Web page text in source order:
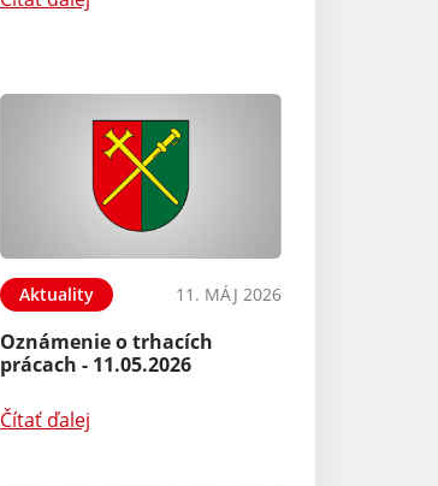
Aktuality 11. MÁJ 2026
Oznámenie o trhacích
prácach - 11.05.2026
Čítať ďalej